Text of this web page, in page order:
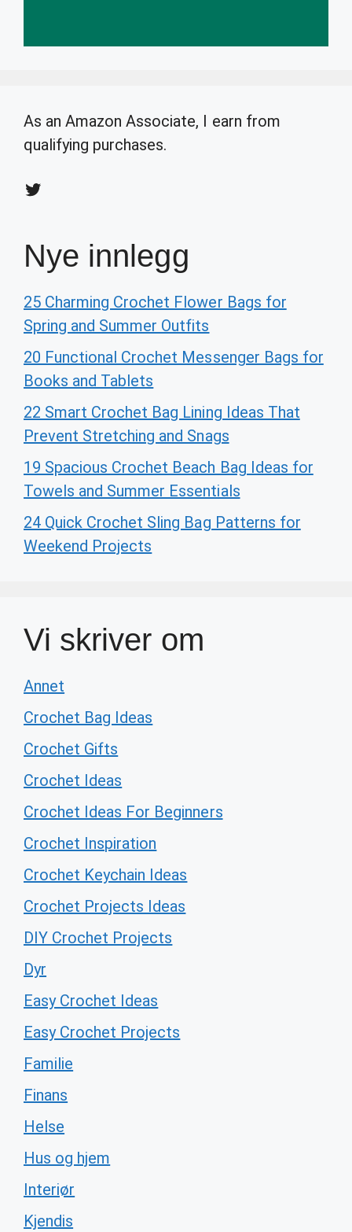
As an Amazon Associate, I earn from
qualifying purchases.
Twitter
Nye innlegg
25 Charming Crochet Flower Bags for
Spring and Summer Outfits
20 Functional Crochet Messenger Bags for
Books and Tablets
22 Smart Crochet Bag Lining Ideas That
Prevent Stretching and Snags
19 Spacious Crochet Beach Bag Ideas for
Towels and Summer Essentials
24 Quick Crochet Sling Bag Patterns for
Weekend Projects
Vi skriver om
Annet
Crochet Bag Ideas
Crochet Gifts
Crochet Ideas
Crochet Ideas For Beginners
Crochet Inspiration
Crochet Keychain Ideas
Crochet Projects Ideas
DIY Crochet Projects
Dyr
Easy Crochet Ideas
Easy Crochet Projects
Familie
Finans
Helse
Hus og hjem
Interiør
Kjendis